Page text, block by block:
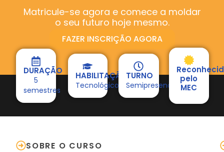
Matricule-se agora e comece a moldar
o seu futuro hoje mesmo.
FAZER INSCRIÇÃO AGORA
DURAÇÃO
5
semestres
HABILITAÇÃO
Tecnológico
TURNO
Semipresencial
pelo
MEC
SOBRE O CURSO